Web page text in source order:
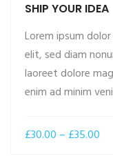
SHIP YOUR IDEA
Lorem ipsum
elit, sed diam
laoreet dolore
enim ad minim
£30.00 – £35.00